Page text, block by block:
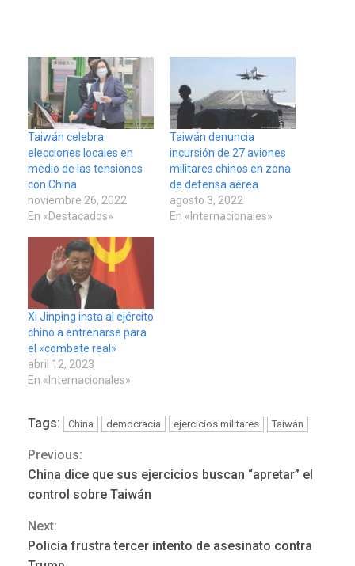
Taiwán celebra
elecciones locales en
medio de las tensiones
con China
noviembre 26, 2022
En «Destacados»
Taiwán denuncia
incursión de 27 aviones
militares chinos en zona
de defensa aérea
agosto 3, 2022
En «Internacionales»
Xi Jinping insta al ejército
chino a entrenarse para
el «combate real»
abril 12, 2023
En «Internacionales»
Tags: China democracia ejercicios militares Taiwán
Continue
Reading
Previous:
China dice que sus ejercicios buscan “apretar” el
control sobre Taiwán
Next:
Policía frustra tercer intento de asesinato contra
REGIONALES ÚLTIMA HORA